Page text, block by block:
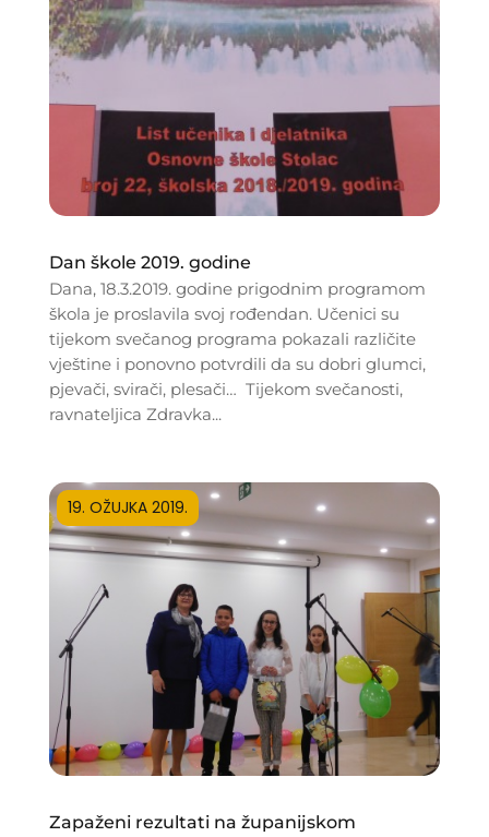
Dan škole 2019. godine
Dana, 18.3.2019. godine prigodnim programom
škola je proslavila svoj rođendan. Učenici su
tijekom svečanog programa pokazali različite
vještine i ponovno potvrdili da su dobri glumci,
pjevači, svirači, plesači… Tijekom svečanosti,
ravnateljica Zdravka...
Zapaženi rezultati na županijskom
19. OŽUJKA 2019.